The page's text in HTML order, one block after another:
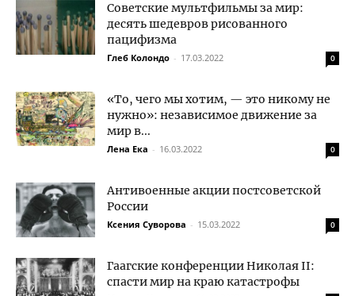
Советские мультфильмы за мир:
десять шедевров рисованного
пацифизма
Глеб Колондо - 17.03.2022 0
«То, чего мы хотим, — это никому не
нужно»: независимое движение за
мир в...
Лена Ека - 16.03.2022 0
Антивоенные акции постсоветской
России
Ксения Суворова - 15.03.2022 0
Гаагские конференции Николая II:
спасти мир на краю катастрофы